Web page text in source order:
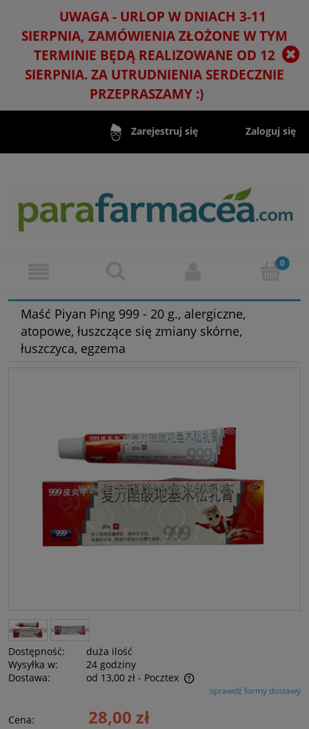
UWAGA - URLOP W DNIACH 3-11
SIERPNIA, ZAMÓWIENIA ZŁOŻONE W TYM
TERMINIE BĘDĄ REALIZOWANE OD 12
SIERPNIA. ZA UTRUDNIENIA SERDECZNIE
PRZEPRASZAMY :)
Zarejestruj się Zaloguj się
Maść Piyan Ping 999 - 20 g., alergiczne,
atopowe, łuszczące się zmiany skórne,
łuszczyca, egzema
Dostępność:
duża ilość
Wysyłka w:
24 godziny
Dostawa:
od 13,00 zł - Pocztex
Cena nie zawiera ewentualnych kosztów płatnościsprawdź formy dostawy
Cena: 28,00 zł